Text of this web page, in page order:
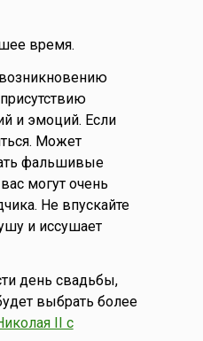
время.
и эмоций. Если
Может
фальшивые
могут очень
Не впускайте
и иссушает
день свадьбы,
выбрать более
II с